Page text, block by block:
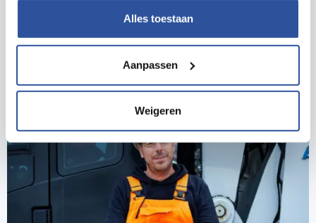
Alles toestaan
Aanpassen
Weigeren
worden verwacht.
Onderzoek: dit vindt plaats naar aanleiding van
klachten en ongevallen. Werkgevers zijn
verplicht arbeidsongevallen die leiden tot
altijd te melden aan de Nederlandse
Arbeidsinspectie. De onderzoeken zijn erop
gericht de oorzaak op te sporen, de overtreding
op te heffen en herhaling te voorkomen.